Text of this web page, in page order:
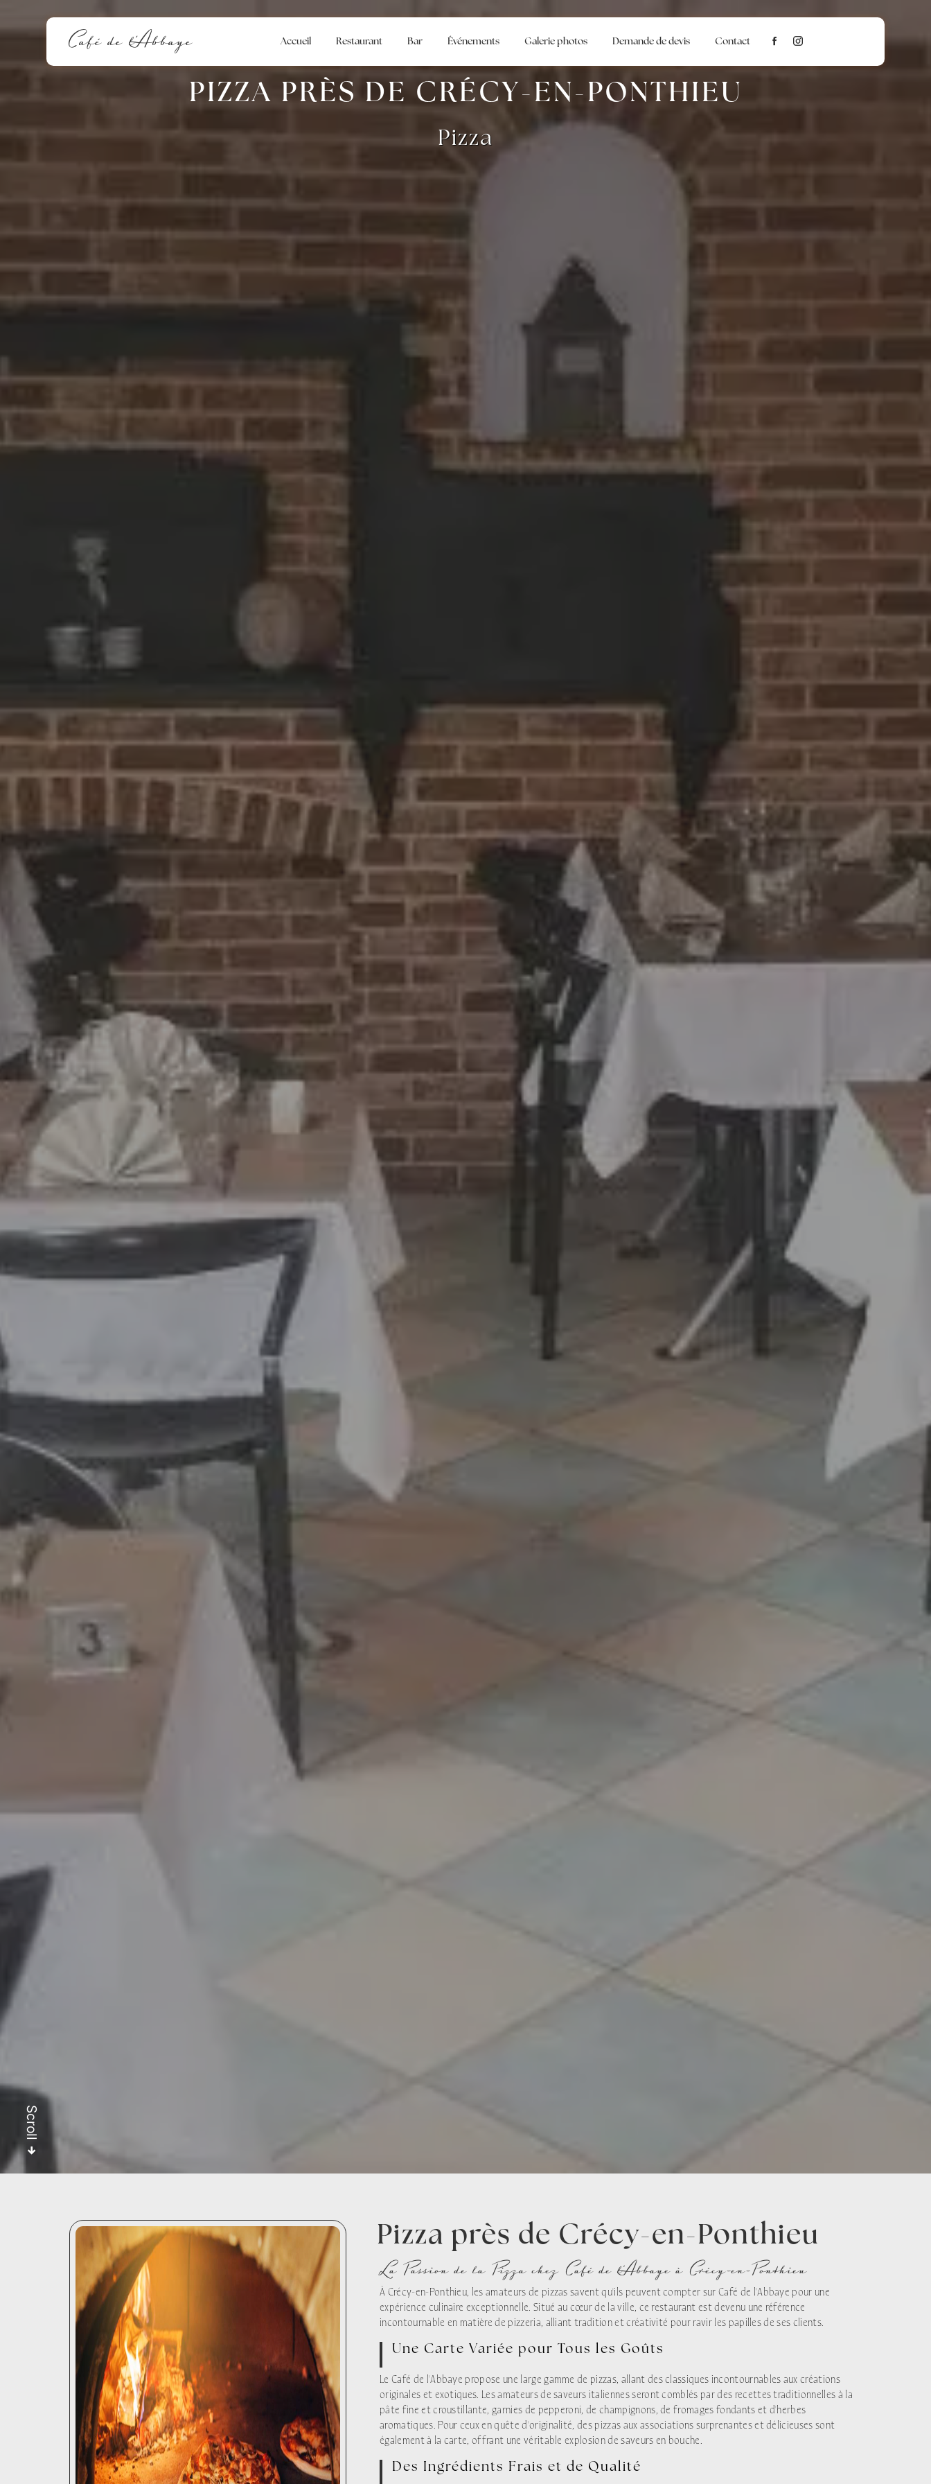
Café de l'Abbaye Accueil Restaurant Bar Événements Galerie photos Demande de devis Contact
PIZZA PRÈS DE CRÉCY-EN-PONTHIEU
Pizza
Scroll
Pizza près de Crécy-en-Ponthieu
La Passion de la Pizza chez Café de l'Abbaye à Crécy-en-Ponthieu
À Crécy-en-Ponthieu, les amateurs de pizzas savent qu'ils peuvent compter sur Café de l'Abbaye pour une
expérience culinaire exceptionnelle. Situé au cœur de la ville, ce restaurant est devenu une référence
incontournable en matière de pizzeria, alliant tradition et créativité pour ravir les papilles de ses clients.
Une Carte Variée pour Tous les Goûts
Le Café de l'Abbaye propose une large gamme de pizzas, allant des classiques incontournables aux créations
originales et exotiques. Les amateurs de saveurs italiennes seront comblés par des recettes traditionnelles à la
pâte fine et croustillante, garnies de pepperoni, de champignons, de fromages fondants et d'herbes
aromatiques. Pour ceux en quête d'originalité, des pizzas aux associations surprenantes et délicieuses sont
également à la carte, offrant une véritable explosion de saveurs en bouche.
Des Ingrédients Frais et de Qualité